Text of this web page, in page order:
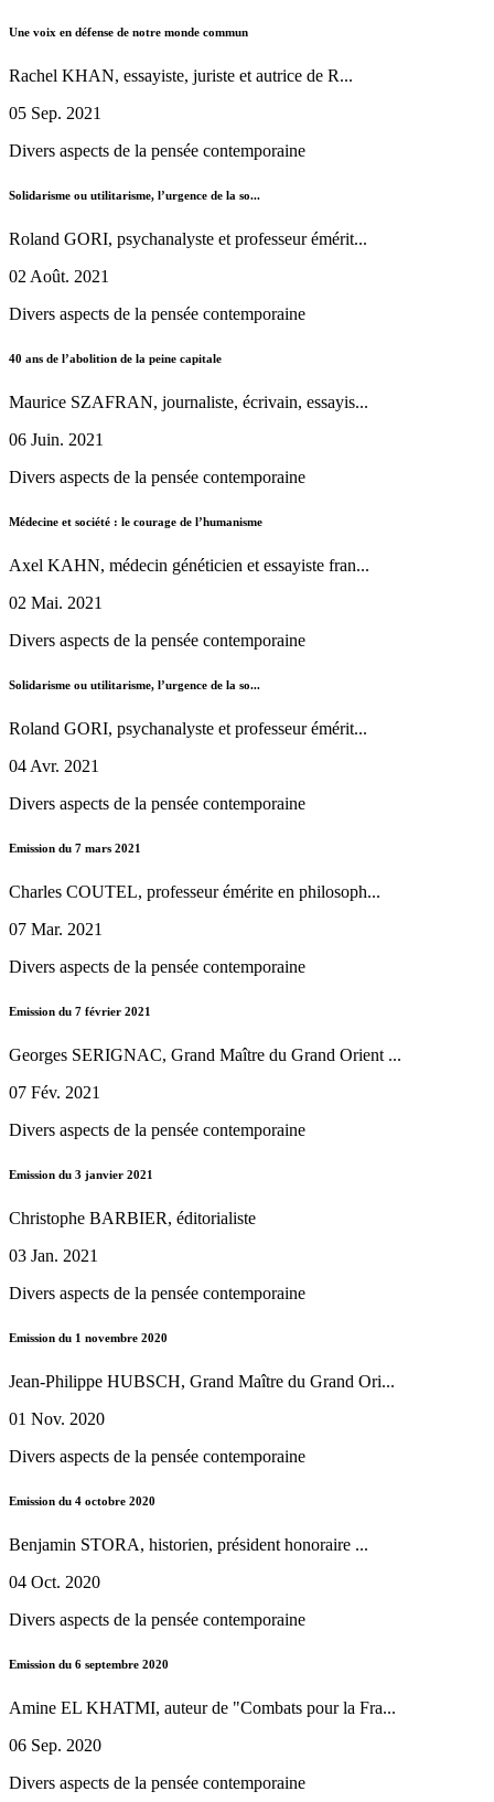
Une voix en défense de notre monde commun
Rachel KHAN, essayiste, juriste et autrice de R...
05 Sep. 2021
Divers aspects de la pensée contemporaine
Solidarisme ou utilitarisme, l’urgence de la so...
Roland GORI, psychanalyste et professeur émérit...
02 Août. 2021
Divers aspects de la pensée contemporaine
40 ans de l’abolition de la peine capitale
Maurice SZAFRAN, journaliste, écrivain, essayis...
06 Juin. 2021
Divers aspects de la pensée contemporaine
Médecine et société : le courage de l’humanisme
Axel KAHN, médecin généticien et essayiste fran...
02 Mai. 2021
Divers aspects de la pensée contemporaine
Solidarisme ou utilitarisme, l’urgence de la so...
Roland GORI, psychanalyste et professeur émérit...
04 Avr. 2021
Divers aspects de la pensée contemporaine
Emission du 7 mars 2021
Charles COUTEL, professeur émérite en philosoph...
07 Mar. 2021
Divers aspects de la pensée contemporaine
Emission du 7 février 2021
Georges SERIGNAC, Grand Maître du Grand Orient ...
07 Fév. 2021
Divers aspects de la pensée contemporaine
Emission du 3 janvier 2021
Christophe BARBIER, éditorialiste
03 Jan. 2021
Divers aspects de la pensée contemporaine
Emission du 1 novembre 2020
Jean-Philippe HUBSCH, Grand Maître du Grand Ori...
01 Nov. 2020
Divers aspects de la pensée contemporaine
Emission du 4 octobre 2020
Benjamin STORA, historien, président honoraire ...
04 Oct. 2020
Divers aspects de la pensée contemporaine
Emission du 6 septembre 2020
Amine EL KHATMI, auteur de "Combats pour la Fra...
06 Sep. 2020
Divers aspects de la pensée contemporaine